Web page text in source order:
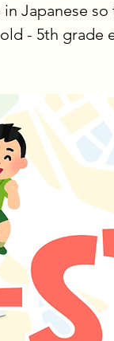
Japanese
- 5th grade